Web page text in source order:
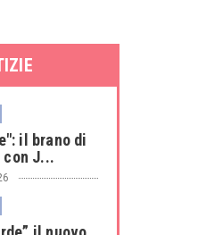
il brano di
con J...